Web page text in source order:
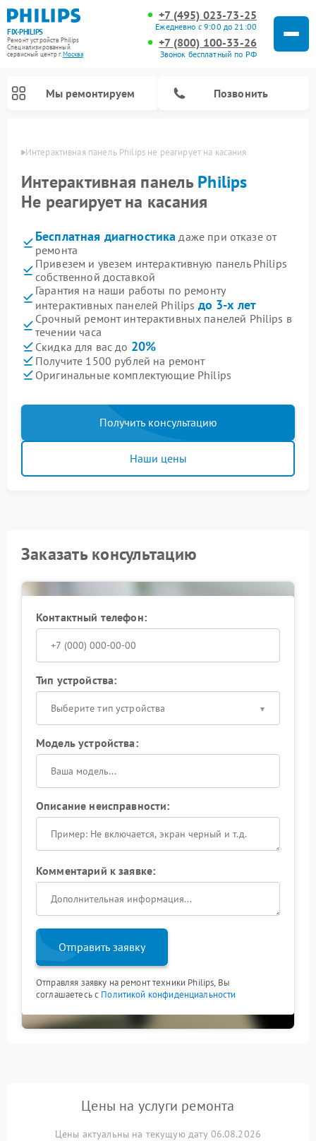
FIX-PHILIPS
Ремонт устройств Philips
Специализированный
cервисный центр г.Москва
+7 (495) 023-73-25
Ежедневно с 9:00 до 21:00
+7 (800) 100-33-26
Звонок бесплатный по РФ
Мы ремонтируем Позвонить
Интерактивная панель Philips не реагирует на касания
Интерактивная панельPhilips
Не реагирует на касания
Бесплатная диагностика даже при отказе от
ремонта
Привезем и увезем интерактивную панель Philips
собственной доставкой
Гарантия на наши работы по ремонту
интерактивных панелей Philips до 3-х лет
Срочный ремонт интерактивных панелей Philips в
течении часа
Скидка для вас до 20%
Получите 1500 рублей на ремонт
Оригинальные комплектующие Philips
Получить консультацию
Наши цены
Заказать консультацию
Контактный телефон:
Тип устройства:
Выберите тип устройства
Модель устройства:
Описание неисправности:
Комментарий к заявке:
Отправить заявку
Отправляя заявку на ремонт техники Philips, Вы
соглашаетесь с Политикой конфиденциальности
Цены на услуги ремонта
Цены актуальны на текущую дату 06.08.2026